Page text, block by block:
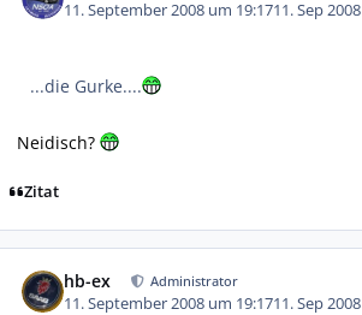
11. September 2008 um 19:1711. Sep 2008
...die Gurke....
Neidisch?
Zitat
hb-ex Administrator
11. September 2008 um 19:1711. Sep 2008